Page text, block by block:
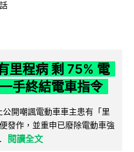
里程病 剩 75% 電
手終結電車指令
開嘲諷電動車車主患有「里
發作，並重申已廢除電動車強
閱讀全文